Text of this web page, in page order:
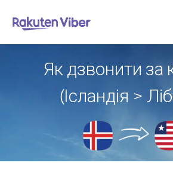
Як дзвонити за
(Ісландія >